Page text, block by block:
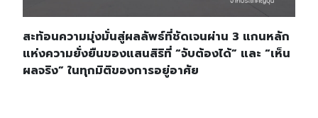
สะท้อนความมุ่งมั่นสู่ผลลัพธ์ที่ชัดเจนผ่าน 3 แกนหลัก
แห่งความยั่งยืนของแสนสิริที่ “จับต้องได้” และ “เห็น
ผลจริง” ในทุกมิติของการอยู่อาศัย